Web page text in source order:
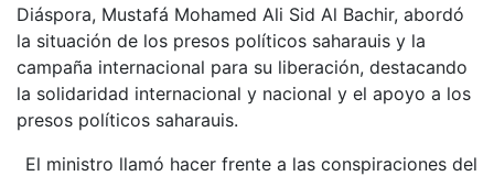
Diáspora, Mustafá Mohamed Ali Sid Al Bachir, abordó
la situación de los presos políticos saharauis y la
campaña internacional para su liberación, destacando
la solidaridad internacional y nacional y el apoyo a los
presos políticos saharauis.
El ministro llamó hacer frente a las conspiraciones del